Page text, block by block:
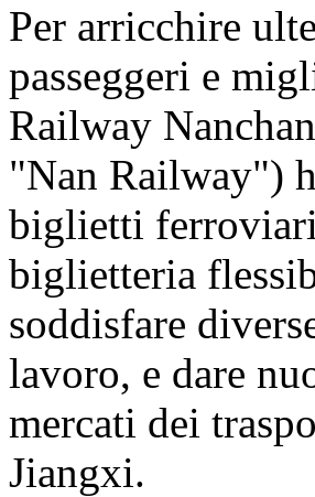
Per arricchire
passeggeri e
Railway
"Nan Railway")
biglietti
biglietteria
soddisfare
lavoro, e dare
mercati dei
Jiangxi.